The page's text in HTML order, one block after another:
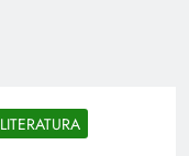
LITERATURA